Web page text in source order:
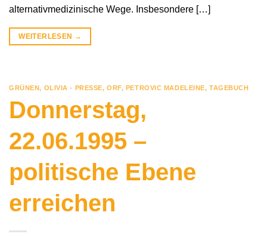
alternativmedizinische Wege. Insbesondere […]
WEITERLESEN →
GRÜNEN, OLIVIA - PRESSE,ORF, PETROVIC MADELEINE,TAGEBUCH
Donnerstag,
22.06.1995 –
politische Ebene
erreichen